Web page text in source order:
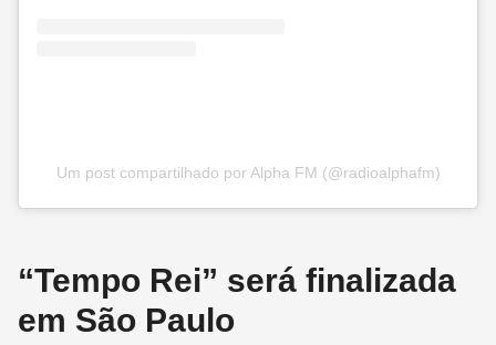
Um post compartilhado por Alpha FM (@radioalphafm)
“Tempo Rei” será finalizada
em São Paulo